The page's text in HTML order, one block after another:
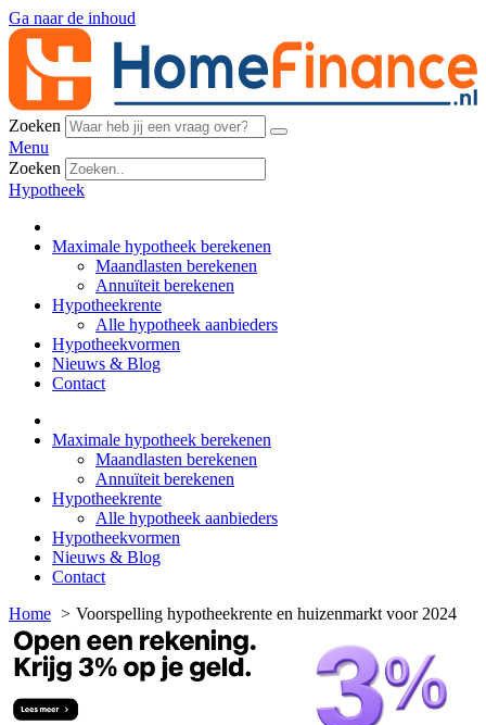
Ga naar de inhoud
Zoeken
Menu
Zoeken
Hypotheek
Maximale hypotheek berekenen
Maandlasten berekenen
Annuïteit berekenen
Hypotheekrente
Alle hypotheek aanbieders
Hypotheekvormen
Nieuws & Blog
Contact
Maximale hypotheek berekenen
Maandlasten berekenen
Annuïteit berekenen
Hypotheekrente
Alle hypotheek aanbieders
Hypotheekvormen
Nieuws & Blog
Contact
Home
Voorspelling hypotheekrente en huizenmarkt voor 2024